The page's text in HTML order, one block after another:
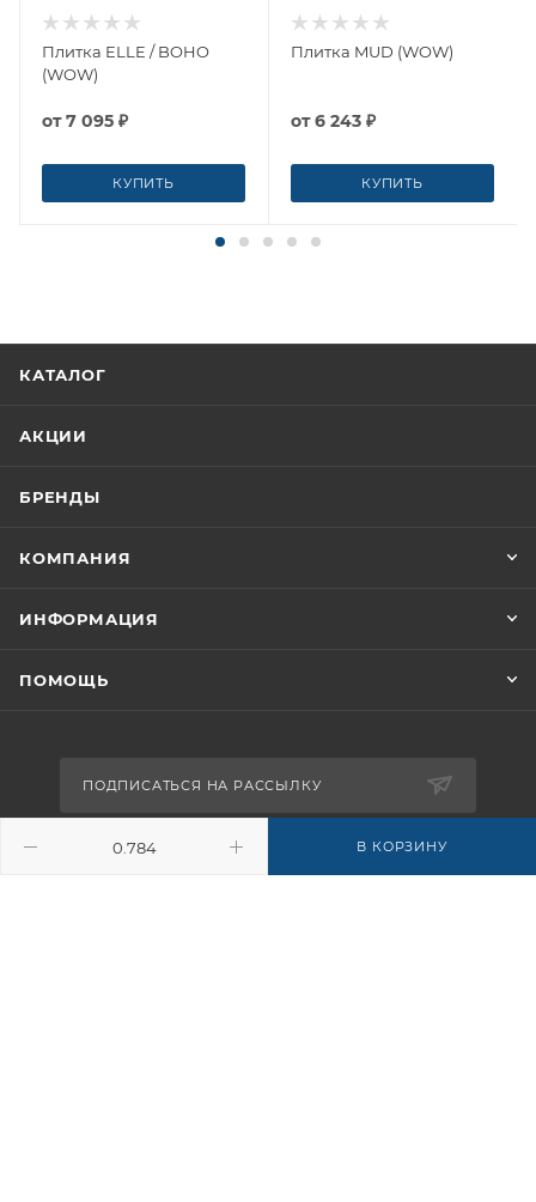
В КОРЗИНУ
Плитка ELLE / BOHO
(WOW)
от7 095 ₽
КУПИТЬ
Плитка MUD (WOW)
от6 243 ₽
КУПИТЬ
КАТАЛОГ
АКЦИИ
БРЕНДЫ
КОМПАНИЯ
ИНФОРМАЦИЯ
ПОМОЩЬ
ПОДПИСАТЬСЯ НА РАССЫЛКУ
8-926-503-61-65